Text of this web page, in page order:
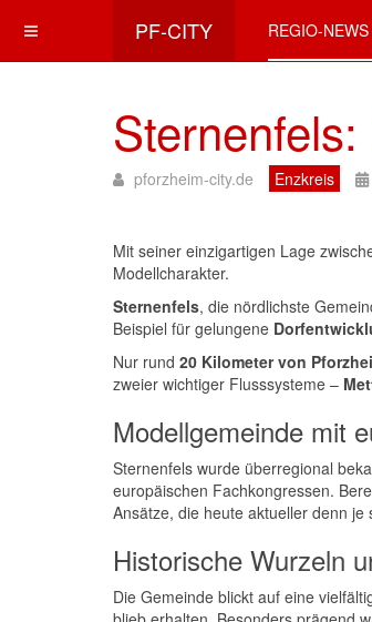
PF-CITY REGIO-NEWS
pforzheim-city.de Enzkreis
Mit seiner einzigartigen Lage
Modellcharakter.
Sternenfels, die nördlichste
Beispiel für gelungene
Nur rund 20 Kilometer von
zweier wichtiger Flusssysteme –
Modellgemeinde mit
Sternenfels wurde überregional
europäischen Fachkongressen.
Ansätze, die heute aktueller denn je
Historische Wurzeln
Die Gemeinde blickt auf eine